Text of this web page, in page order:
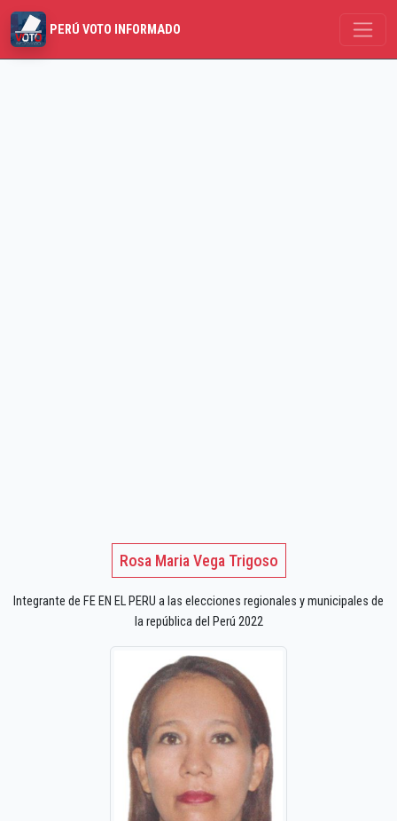
PERÚ VOTO INFORMADO
Rosa Maria Vega Trigoso
Integrante de FE EN EL PERU a las elecciones regionales y municipales de
la república del Perú 2022